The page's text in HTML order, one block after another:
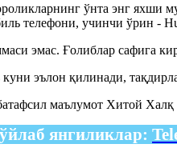
ўнта энг яхши
телефони, учинчи ўрин -
эмас. Ғолиблар сафига
эълон қилинади,
маълумот Хитой
янгиликлар: